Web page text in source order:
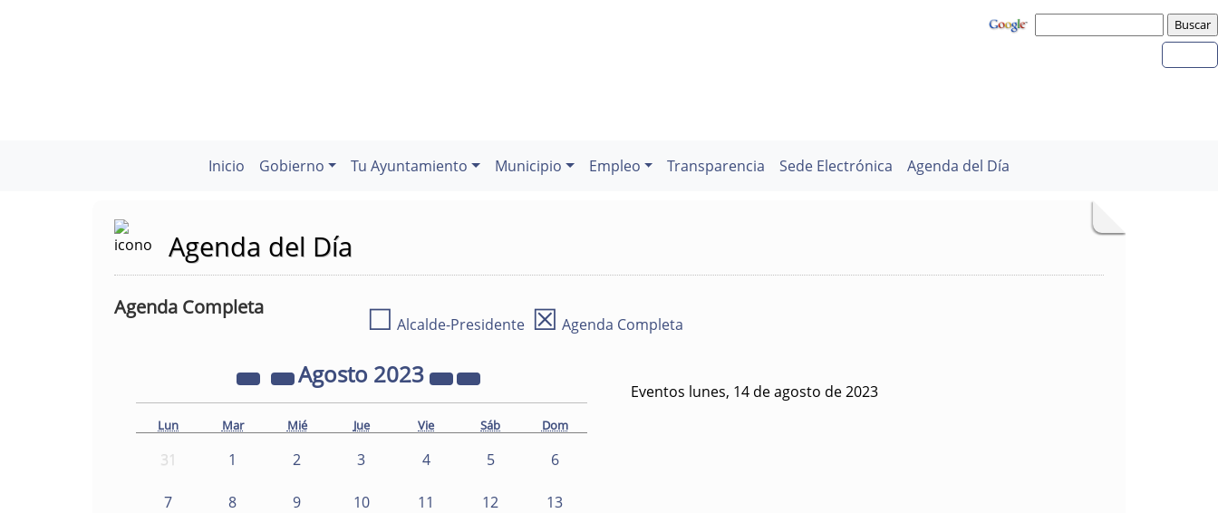
Inicio Gobierno Tu Ayuntamiento Municipio Empleo Transparencia Sede Electrónica Agenda del Día
Agenda del Día
Agenda Completa ☐ Alcalde-Presidente ☒ Agenda Completa
Agosto 2023
Lun Mar Mié Jue Vie Sáb Dom
31 1 2 3 4 5 6
7 8 9 10 11 12 13
Eventos lunes, 14 de agosto de 2023